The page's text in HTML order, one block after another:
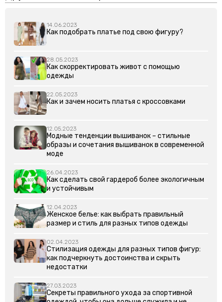
14.06.2023
Как подобрать платье под свою фигуру?
28.05.2023
Как скорректировать живот с помощью
одежды
22.05.2023
Как и зачем носить платья с кроссовками
12.05.2023
Модные тенденции вышиванок – стильные
образы и сочетания вышиванок в современной
моде
26.04.2023
Как сделать свой гардероб более экологичным
и устойчивым
12.04.2023
Женское белье: как выбрать правильный
размер и стиль для разных типов одежды
02.04.2023
Стилизация одежды для разных типов фигур:
как подчеркнуть достоинства и скрыть
недостатки
27.03.2023
Секреты правильного ухода за спортивной